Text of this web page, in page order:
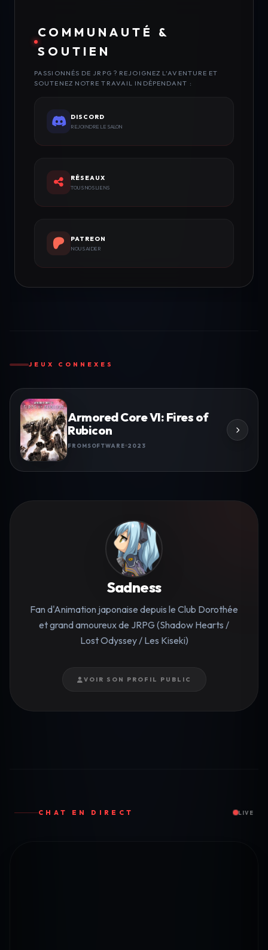
COMMUNAUTÉ &
SOUTIEN
PASSIONNÉS DE JRPG ? REJOIGNEZ L'AVENTURE ET
SOUTENEZ NOTRE TRAVAIL INDÉPENDANT :
DISCORD
REJOINDRE LE SALON
RÉSEAUX
TOUS NOS LIENS
PATREON
NOUS AIDER
JEUX CONNEXES
Armored Core VI: Fires of
Rubicon
FROMSOFTWARE 2023
Sadness
Fan d'Animation japonaise depuis le Club Dorothée
et grand amoureux de JRPG (Shadow Hearts /
Lost Odyssey / Les Kiseki)
VOIR SON PROFIL PUBLIC
CHAT EN DIRECT LIVE